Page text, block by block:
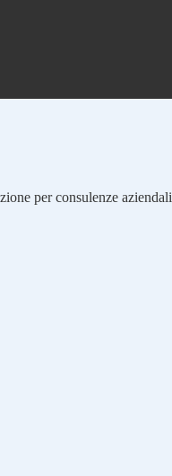
per consulenze aziendali